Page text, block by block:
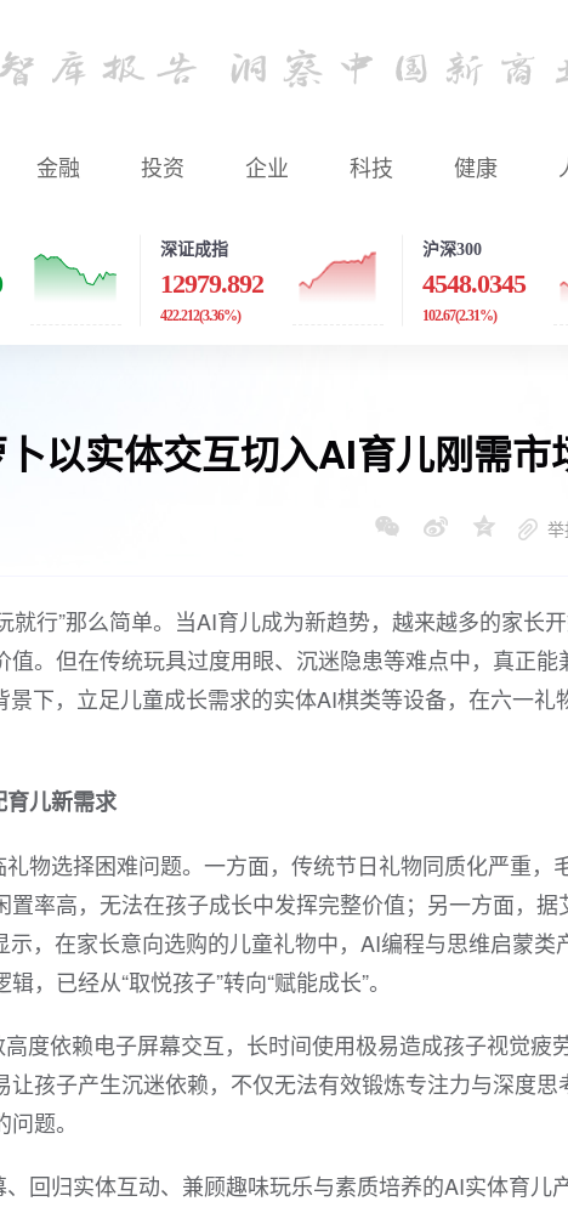
金融 投资 企业 科技 健康
深证成指
12979.892
422.212(3.36%)
沪深300
4548.0345
102.67(2.31%)
以实体交互切入AI育儿刚需市
就行”那么简单。当AI育儿成为新趋势，越来越多的家长
。但在传统玩具过度用眼、沉迷隐患等难点中，真正能
下，立足儿童成长需求的实体AI棋类等设备，在六一礼
儿新需求
物选择困难问题。一方面，传统节日礼物同质化严重，
率高，无法在孩子成长中发挥完整价值；另一方面，据
，在家长意向选购的儿童礼物中，AI编程与思维启蒙类
，已经从“取悦孩子”转向“赋能成长”。
度依赖电子屏幕交互，长时间使用极易造成孩子视觉疲
孩子产生沉迷依赖，不仅无法有效锻炼专注力与深度思
题。
回归实体互动、兼顾趣味玩乐与素质培养的AI实体育儿产